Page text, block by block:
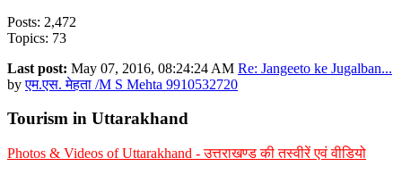
Posts: 2,472
Topics: 73
Last post: May 07, 2016, 08:24:24 AM Re: Jangeeto ke Jugalban...
byएम.एस. मेहता /M S Mehta 9910532720
Tourism in Uttarakhand
Photos & Videos of Uttarakhand - उत्तराखण्ड की तस्वीरें एवं वीडियो